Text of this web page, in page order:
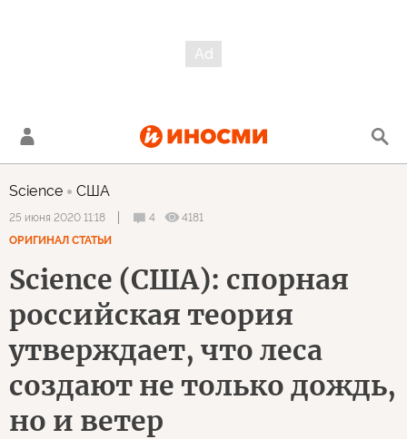
Science США
25 июня 2020 11:18 4
4181
ОРИГИНАЛ СТАТЬИ
Science (США): cпорная
российская теория
утверждает, что леса
создают не только дождь,
но и ветер